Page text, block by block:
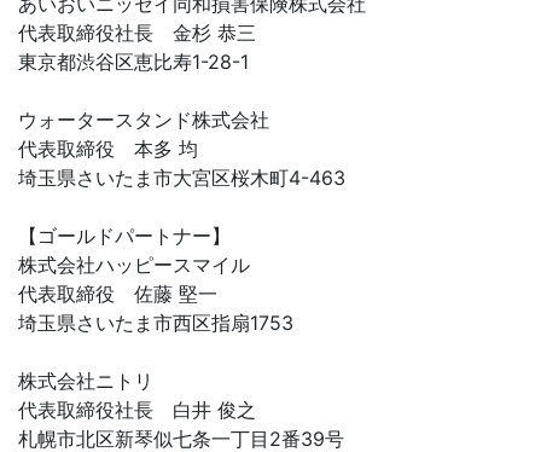
代表取締役社長 金杉 恭三
東京都渋谷区恵比寿1-28-1
ウォータースタンド株式会社
代表取締役 本多 均
埼玉県さいたま市大宮区桜木町4-463
【ゴールドパートナー】
株式会社ハッピースマイル
代表取締役 佐藤 堅一
埼玉県さいたま市西区指扇1753
株式会社ニトリ
代表取締役社長 白井 俊之
札幌市北区新琴似七条一丁目2番39号